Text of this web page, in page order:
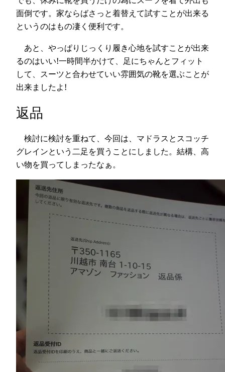
面倒です。家ならばさっと着替えて試すことが出来る
というのはもの凄く便利です。
あと、やっぱりじっくり履き心地を試すことが出来
るのはいい!一時間半かけて、足にちゃんとフィット
して、スーツと合わせていい雰囲気の靴を選ぶことが
出来ましたよ!
返品
検討に検討を重ねて、今回は、マドラスとスコッチ
グレインという二足を買うことにしました。結構、高
い物を買ってしまったなぁ。